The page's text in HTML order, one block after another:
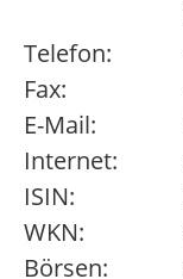
Telefon:
Fax:
E-Mail:
Internet:
ISIN:
WKN:
Börsen: